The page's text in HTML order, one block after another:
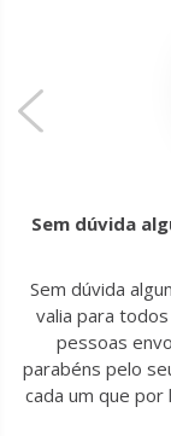
Sem dúvida
Sem dúvida
valia para
pessoas
parabéns pelo
cada um que por